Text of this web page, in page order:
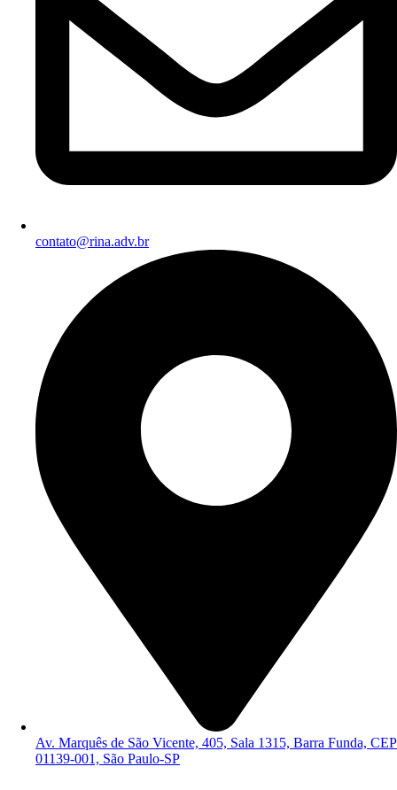
contato@rina.adv.br
Av. Marquês de São Vicente, 405, Sala 1315, Barra Funda, CEP
01139-001, São Paulo-SP